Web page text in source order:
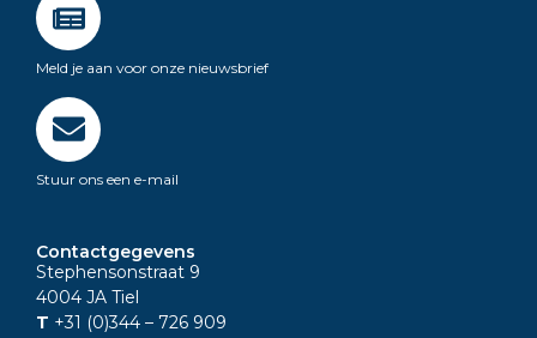
Meld je aan voor onze nieuwsbrief
Stuur ons een e-mail
Contactgegevens
Stephensonstraat 9
4004 JA Tiel
T +31 (0)344 – 726 909